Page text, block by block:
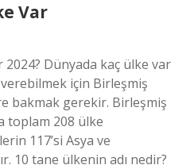
Var
2024? Dünyada kaç ülke var
için Birleşmiş
bakmak gerekir. Birleşmiş
toplam 208 ülke
117’si Asya ve
10 tane ülkenin adı nedir?